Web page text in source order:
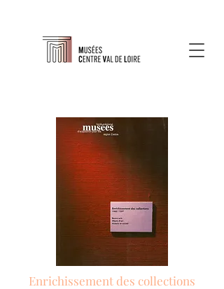
Enrichissement des collections